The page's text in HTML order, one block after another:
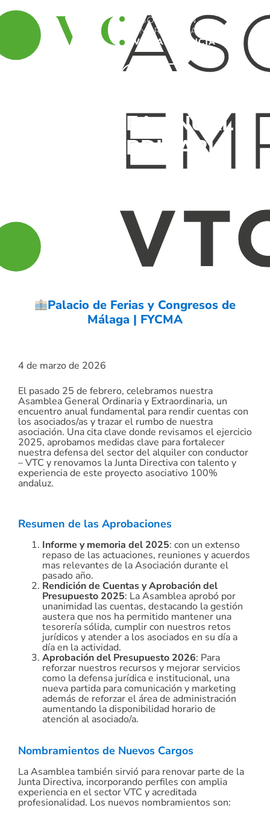
ASAMBLEA ANUAL
EXTRAORDINARIA
Palacio de Ferias y Congresos de
Málaga | FYCMA
4 de marzo de 2026
El pasado 25 de febrero, celebramos nuestra
Asamblea General Ordinaria y Extraordinaria, un
encuentro anual fundamental para rendir cuentas con
los asociados/as y trazar el rumbo de nuestra
asociación. Una cita clave donde revisamos el ejercicio
2025, aprobamos medidas clave para fortalecer
nuestra defensa del sector del alquiler con conductor
– VTC y renovamos la Junta Directiva con talento y
experiencia de este proyecto asociativo 100%
andaluz.
Resumen de las Aprobaciones
Informe y memoria del 2025: con un extenso
repaso de las actuaciones, reuniones y acuerdos
mas relevantes de la Asociación durante el
pasado año.
Rendición de Cuentas y Aprobación del
Presupuesto 2025: La Asamblea aprobó por
unanimidad las cuentas, destacando la gestión
austera que nos ha permitido mantener una
tesorería sólida, cumplir con nuestros retos
jurídicos y atender a los asociados en su día a
día en la actividad.
Aprobación del Presupuesto 2026: Para
reforzar nuestros recursos y mejorar servicios
como la defensa jurídica e institucional, una
nueva partida para comunicación y marketing
además de reforzar el área de administración
aumentando la disponibilidad horario de
atención al asociado/a.
Nombramientos de Nuevos Cargos
La Asamblea también sirvió para renovar parte de la
Junta Directiva, incorporando perfiles con amplia
experiencia en el sector VTC y acreditada
profesionalidad. Los nuevos nombramientos son: